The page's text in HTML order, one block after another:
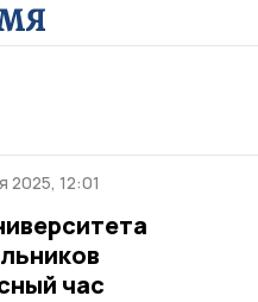
2025, 12:01
час